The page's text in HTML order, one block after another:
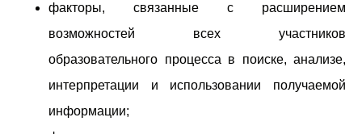
факторы, связанные с расширением
возможностей всех участников
образовательного процесса в поиске, анализе,
интерпретации и использовании получаемой
информации;